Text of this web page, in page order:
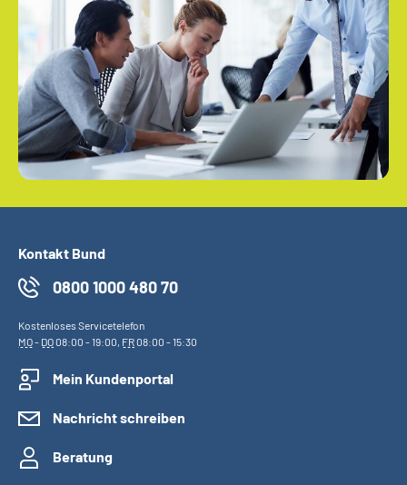
Kontakt Bund
0800 1000 480 70
Kostenloses Servicetelefon
MO- DO08:00 - 19:00, FR08:00 - 15:30
Mein Kundenportal
Nachricht schreiben
Beratung